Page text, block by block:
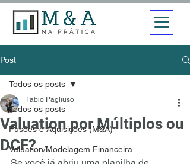
Post
Todos os posts
Fusões e Aquisições (M&A)
Valuation/Modelagem Financeira
Todos os posts
Valuation por Múltiplos ou
DCF?
Fabio Pagliuso